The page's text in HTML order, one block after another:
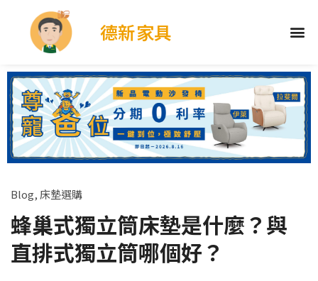
德新家具
Blog, 床墊選購
蜂巢式獨立筒床墊是什麼？與
直排式獨立筒哪個好？